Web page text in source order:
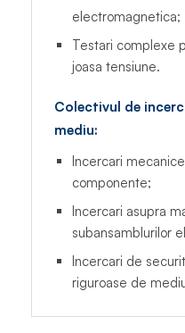
electromagnetica;
Testari complexe
joasa tensiune.
Colectivul de
mediu:
Incercari
componente;
Incercari asupra
subansamblurilor
Incercari de
riguroase de